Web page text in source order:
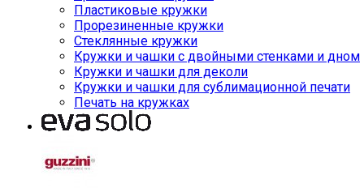
Пластиковые кружки
Прорезиненные кружки
Стеклянные кружки
Кружки и чашки с двойными стенками и дном
Кружки и чашки для деколи
Кружки и чашки для сублимационной печати
Печать на кружках